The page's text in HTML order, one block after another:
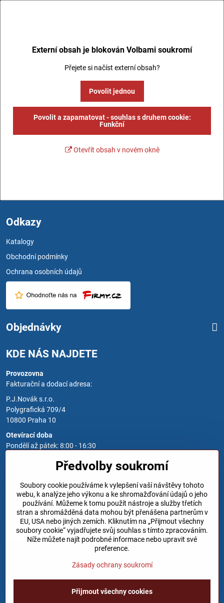
Externí obsah je blokován Volbami soukromí
Přejete si načíst externí obsah?
Povolit jednou
Povolit a zapamatovat - souhlas s druhem cookie:
Funkční
Otevřít obsah v novém okně
Odkazy
Katalogy
Obchodní podmínky
Ochrana osobních údajů
Objednávky
KDE NÁS NAJDETE
Provozovna
Fakturační a dodací adresa:
P.J.Novák s.r.o.
Polygrafická 709/4
10800 Praha 10
Otevírací doba
Pondělí až pátek: 8:00 - 16:30
Zavoláme Vám zpět
Váš telefon*
Předvolby soukromí
Soubory cookie používáme k vylepšení vaší návštěvy tohoto
webu, k analýze jeho výkonu a ke shromažďování údajů o jeho
používání. Můžeme k tomu použít nástroje a služby třetích
stran a shromážděná data mohou být přenášena partnerům v
EU, USA nebo jiných zemích. Kliknutím na „Přijmout všechny
soubory cookie“ vyjadřujete svůj souhlas s tímto zpracováním.
Níže můžete najít podrobné informace nebo upravit své
preference.
Zásady ochrany soukromí
Přijmout všechny cookies